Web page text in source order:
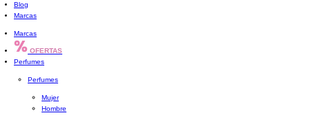
Blog
Marcas
Marcas
OFERTAS
Perfumes
Perfumes
Mujer
Hombre